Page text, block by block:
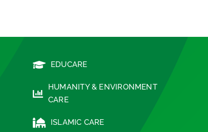
EDUCARE
HUMANITY & ENVIRONMENT
CARE
ISLAMIC CARE